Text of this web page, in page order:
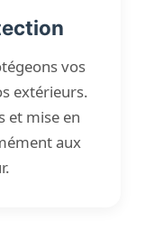
vos
extérieurs.
et mise en
aux